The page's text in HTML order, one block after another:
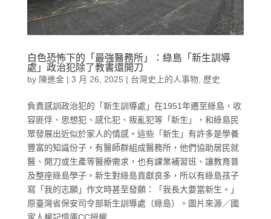
白色恐怖下的「最強醫務所」：綠島「新生訓導
處」政治犯除了教書還開刀
by 陳進金| 3 月 26, 2025 | 台灣史上的人事物, 歷史
負責感訓政治犯的「新生訓導處」在1951年遷至綠島，收
容匪俘、思想犯、感化犯、叛亂犯等「新生」，和綠島民
眾發展出近似於家人的情感。這些「新生」有許多是學養
豐富的知識份子，有醫師群組成醫務所，他們協助居民就
醫、開刀或生產等醫療需求，也有課業補習班、讓教育普
及整座綠島學子。新生對綠島貢獻良多，所以有綠島孩子
寫「我的志願」作文時甚至發願：「我長大要當新生。」
原臺灣省保安司令部新生訓導處（綠島）。圖片來源／國
家人權記憶庫CC授權...